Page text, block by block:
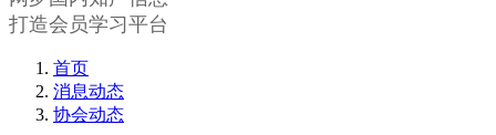
打造会员学习平台
首页
消息动态
协会动态